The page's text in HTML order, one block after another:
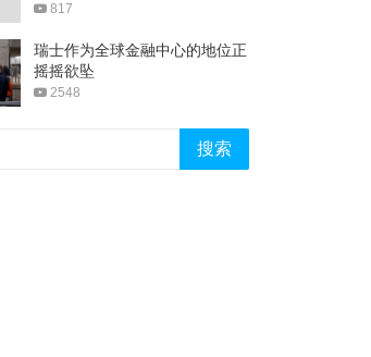
817
瑞士作为全球金融中心的地位正
摇摇欲坠
2548
搜索